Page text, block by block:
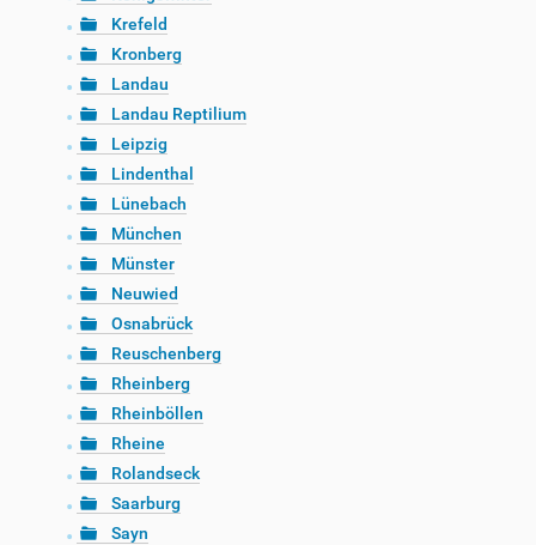
Krefeld
Kronberg
Landau
Landau Reptilium
Leipzig
Lindenthal
Lünebach
München
Münster
Neuwied
Osnabrück
Reuschenberg
Rheinberg
Rheinböllen
Rheine
Rolandseck
Saarburg
Sayn